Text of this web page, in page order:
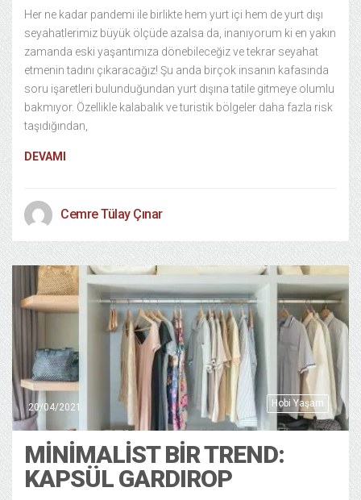
Her ne kadar pandemi ile birlikte hem yurt içi hem de yurt dışı
seyahatlerimiz büyük ölçüde azalsa da, inanıyorum ki en yakın
zamanda eski yaşantımıza dönebileceğiz ve tekrar seyahat
etmenin tadını çıkaracağız! Şu anda birçok insanın kafasında
soru işaretleri bulunduğundan yurt dışına tatile gitmeye olumlu
bakmıyor. Özellikle kalabalık ve turistik bölgeler daha fazla risk
taşıdığından,
DEVAMI
Cemre Tülay Çınar
Hobi Yaşam
20/04/2021
MİNİMALİST BİR TREND:
KAPSÜL GARDIROP